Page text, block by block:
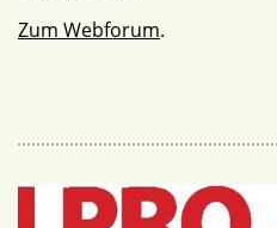
Zum Webforum.